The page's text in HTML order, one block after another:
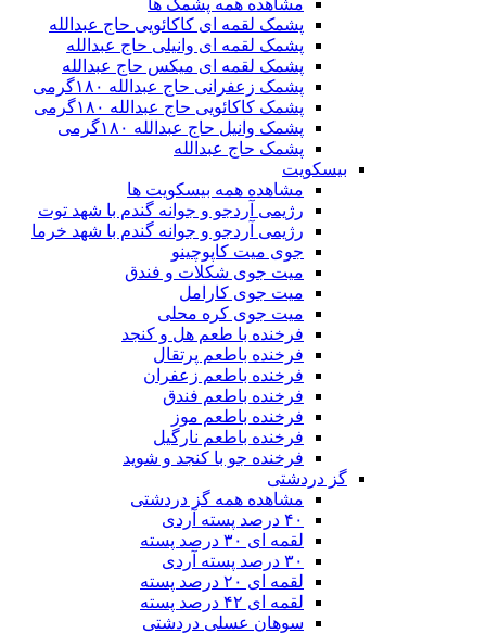
مشاهده همه پشمک ها
پشمک لقمه ای کاکائویی حاج عبدالله
پشمک لقمه ای وانیلی حاج عبدالله
پشمک لقمه ای میکس حاج عبدالله
پشمک زعفرانی حاج عبدالله ۱۸۰گرمی
پشمک کاکائویی حاج عبدالله ۱۸۰گرمی
پشمک وانیل حاج عبدالله ۱۸۰گرمی
پشمک حاج عبدالله
بیسکویت
مشاهده همه بیسکویت ها
رژیمی آردجو و جوانه گندم با شهد توت
رژیمی آردجو و جوانه گندم با شهد خرما
جوی میت کاپوچینو
میت جوی شکلات و فندق
میت جوی کارامل
میت جوی کره محلی
فرخنده با طعم هل و کنجد
فرخنده باطعم پرتقال
فرخنده باطعم زعفران
فرخنده باطعم فندق
فرخنده باطعم موز
فرخنده باطعم نارگیل
فرخنده جو با کنجد و شوید
گز دردشتی
مشاهده همه گز دردشتی
۴۰ درصد پسته آردی
لقمه ای ۳۰ درصد پسته
۳۰ درصد پسته آردی
لقمه ای ۲۰ درصد پسته
لقمه ای ۴۲ درصد پسته
سوهان عسلی دردشتی